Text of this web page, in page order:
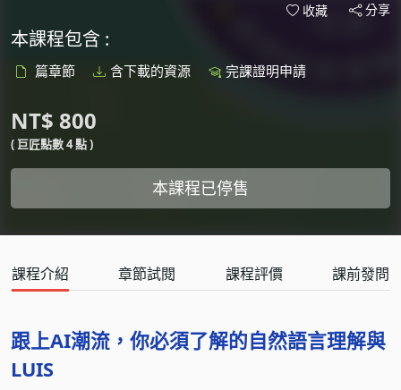
收藏 分享
本課程包含 :
篇章節 含下載的資源 完課證明申請
NT$ 800
( 巨匠點數 4 點 )
本課程已停售
課程介紹 章節試閱 課程評價 課前發問
跟上AI潮流，你必須了解的自然語言理解與
LUIS